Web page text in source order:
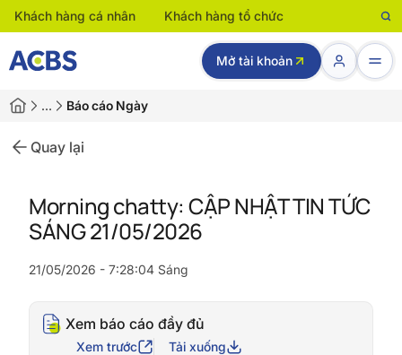
Khách hàng cá nhân Khách hàng tổ chức
Mở tài khoản
… Báo cáo Ngày
Quay lại
Morning chatty: CẬP NHẬT TIN TỨC
SÁNG 21/05/2026
21/05/2026 - 7:28:04 Sáng
Xem báo cáo đầy đủ
Xem trước Tải xuống